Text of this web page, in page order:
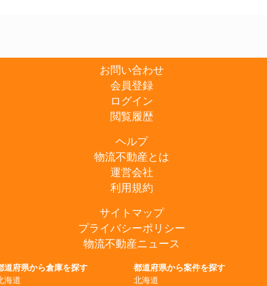
お問い合わせ
会員登録
ログイン
閲覧履歴
ヘルプ
物流不動産とは
運営会社
利用規約
サイトマップ
プライバシーポリシー
物流不動産ニュース
道府県から倉庫を探す
海道
都道府県から案件を探す
北海道